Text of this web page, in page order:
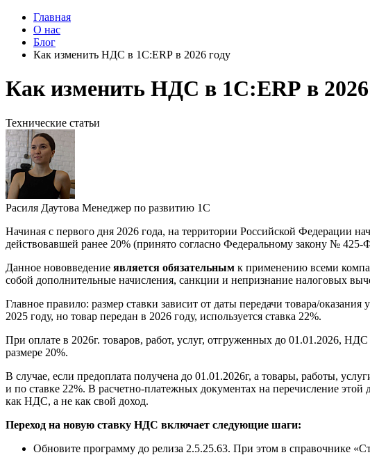
Главная
О нас
Блог
Как изменить НДС в 1С:ERP в 2026 году
Как изменить НДС в 1С:ERP в 2026
Технические статьи
Расиля Даутова Менеджер по развитию 1С
Начиная с первого дня 2026 года, на территории Российской Федерации
действовавшей ранее 20% (принято согласно Федеральному закону № 425-
Данное нововведение является обязательным к применению всеми
собой дополнительные начисления, санкции и непризнание налоговых
Главное правило: размер ставки зависит от даты передачи товара/
2025 году, но товар передан в 2026 году, используется ставка 22%.
При оплате в 2026г. товаров, работ, услуг, отгруженных до 01.01.2026,
размере 20%.
В случае, если предоплата получена до 01.01.2026г, а товары, работы,
и по ставке 22%. В расчетно-платежных документах на перечисление
как НДС, а не как свой доход.
Переход на новую ставку НДС включает следующие шаги:
Обновите программу до релиза 2.5.25.63. При этом в справочнике